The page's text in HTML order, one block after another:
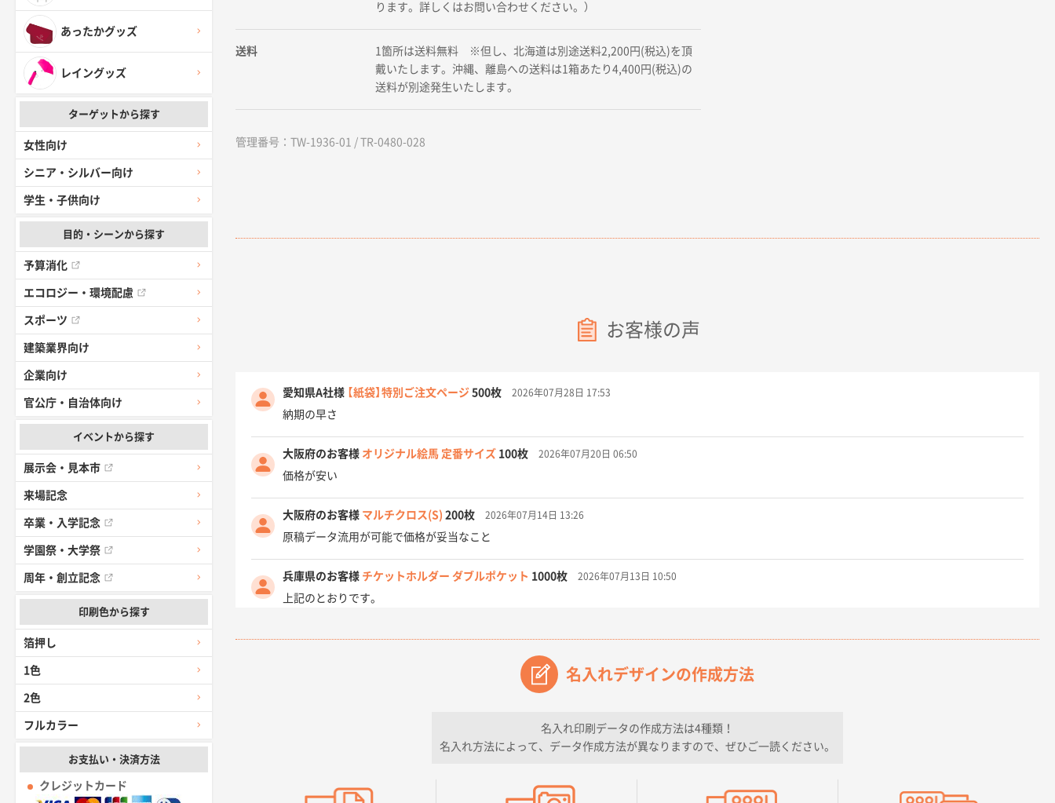
あったかグッズ
レイングッズ
ターゲットから探す
女性向け
シニア・シルバー向け
学生・子供向け
目的・シーンから探す
予算消化
エコロジー・環境配慮
スポーツ
建築業界向け
企業向け
官公庁・自治体向け
イベントから探す
展示会・見本市
来場記念
卒業・入学記念
学園祭・大学祭
周年・創立記念
印刷色から探す
箔押し
1色
2色
フルカラー
お支払い・決済方法
クレジットカード
ります。詳しくはお問い合わせください。）
送料
1箇所は送料無料 ※但し、北海道は別途送料2,200円(税込)を頂
戴いたします。沖縄、離島への送料は1箱あたり4,400円(税込)の
送料が別途発生いたします。
管理番号：TW-1936-01 / TR-0480-028
お客様の声
愛知県A社様 【紙袋】特別ご注文ページ 500枚 2026年07月28日 17:53
納期の早さ
大阪府のお客様 オリジナル絵馬 定番サイズ 100枚 2026年07月20日 06:50
価格が安い
大阪府のお客様 マルチクロス(S) 200枚 2026年07月14日 13:26
原稿データ流用が可能で価格が妥当なこと
兵庫県のお客様 チケットホルダー ダブルポケット 1000枚 2026年07月13日 10:50
上記のとおりです。
愛知県I社様 【オーダー商品】特別ご注文ページ043000枚 2026年07月03日 09:23
価格 大丈夫そうな会社に見えた
名入れデザインの作成方法
名入れ印刷データの作成方法は4種類！
名入れ方法によって、データ作成方法が異なりますので、ぜひご一読ください。